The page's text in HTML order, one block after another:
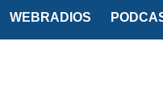
WEBRADIOS